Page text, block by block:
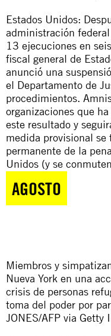
Estados Unidos:
administración
13 ejecuciones en
fiscal general de
anunció una
el Departamento de
procedimientos.
organizaciones que
este resultado y
medida provisional
permanente de la
Unidos (y se
AGOSTO
Miembros y
Nueva York en una
crisis de personas
toma del poder por
JONES/AFP via Getty